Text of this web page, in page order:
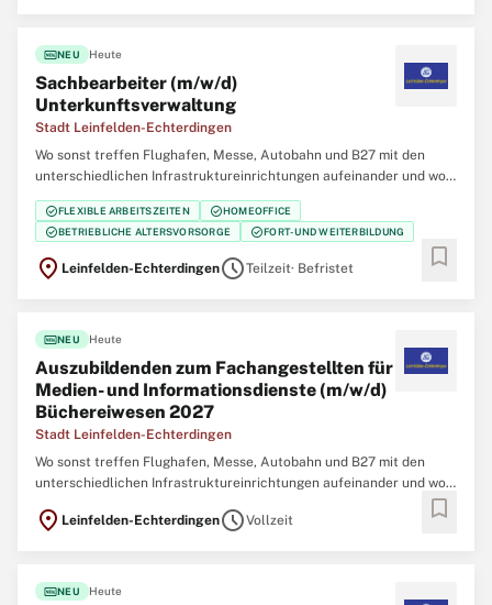
fiber_newNEU Heute
Sachbearbeiter (m/w/d)
Unterkunftsverwaltung
Stadt Leinfelden-Echterdingen
Wo sonst treffen Flughafen, Messe, Autobahn und B27 mit den
unterschiedlichen Infrastruktureinrichtungen aufeinander und wo
sonst kann man in einem der wirtschaftsstärksten Orte der Region
in einem familienfreundlichen und familiären Team arbeiten? Die
Stadt LE bietet Ihnen mit sowohl
check_circleFLEXIBLE ARBEITSZEITEN check_circleHOMEOFFICE
check_circleBETRIEBLICHE ALTERSVORSORGE check_circleFORT- UND WEITERBILDUNG
location_on Leinfelden-EchterdingenscheduleTeilzeit· Befristet bookmark
fiber_newNEU Heute
Auszubildenden zum Fachangestellten für
Medien- und Informationsdienste (m/w/d)
Büchereiwesen 2027
Stadt Leinfelden-Echterdingen
Wo sonst treffen Flughafen, Messe, Autobahn und B27 mit den
unterschiedlichen Infrastruktureinrichtungen aufeinander und wo
sonst kann man in einem der wirtschaftsstärksten Orte der Region
in einem familienfreundlichen und familiären Team arbeiten? Die
location_on Leinfelden-EchterdingenscheduleVollzeit bookmark
fiber_newNEU Heute